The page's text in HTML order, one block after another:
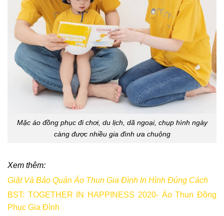
Mặc áo đồng phục đi chơi, du lịch, dã ngoại, chụp hình ngày
càng được nhiều gia đình ưa chuộng
Xem thêm:
Giặt Và Bảo Quản Áo Thun Gia Đình In Hình Đúng Cách
BST: TOGETHER IN HAPPINESS 2020- Áo Thun Đồng
Phục Gia Đình